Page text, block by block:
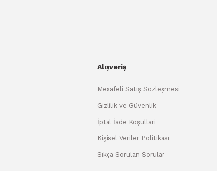
Alışveriş
Mesafeli Satış Sözleşmesi
Gizlilik ve Güvenlik
İptal İade Koşullari
Kişisel Veriler Politikası
Sıkça Sorulan Sorular